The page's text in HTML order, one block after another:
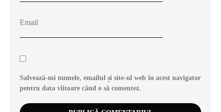
Salvează-mi numele, emailul și site-ul web în acest navigator
pentru data viitoare când o să comentez.